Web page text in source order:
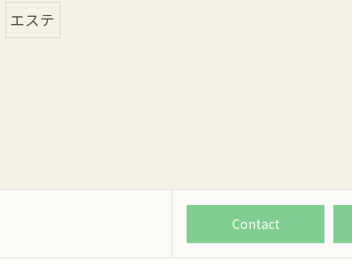
エステ
Contact